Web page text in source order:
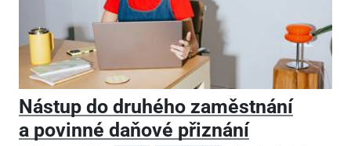
Nástup do druhého zaměstnání
a povinné daňové přiznání